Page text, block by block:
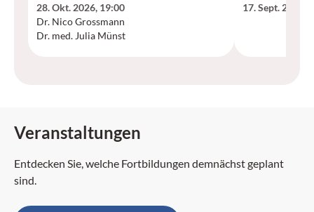
28. Okt. 2026, 19:00
Dr. Nico Grossmann
Dr. med. Julia Münst
17. Sept. 2026
Veranstaltungen
Entdecken Sie, welche Fortbildungen demnächst geplant
sind.